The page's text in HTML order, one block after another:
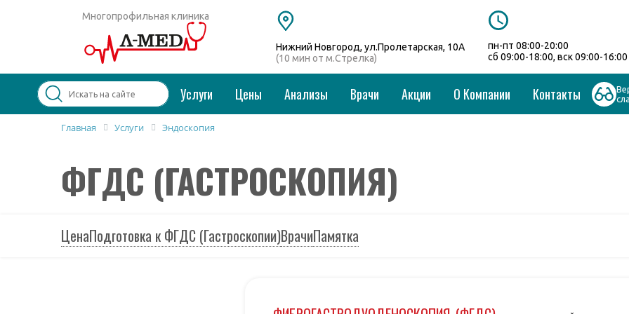
Многопрофильная клиника
Нижний Новгород, ул.Пролетарская, 10А
(10 мин от м.Стрелка)
пн-пт 08:00-20:00
сб 09:00-18:00, вск 09:00-16:00
Услуги Цены Анализы Врачи Акции О Компании Контакты
Колоноскопия и ФГДС
Дерматолог
Косметология
Главная Услуги Эндоскопия
ФГДС (ГАСТРОСКОПИЯ)
ЦенаПодготовка к ФГДС (Гастроскопии)ВрачиПамятка